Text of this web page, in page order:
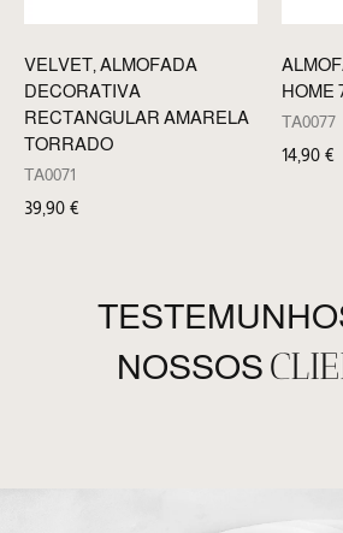
VELVET, ALMOFADA
DECORATIVA
RECTANGULAR AMARELA
TORRADO
TA0071
39,90 €
HOME
TA0077
14,90 €
NOSSOS